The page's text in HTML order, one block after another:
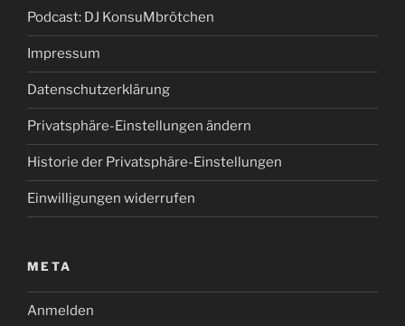
Podcast: DJ KonsuMbrötchen
Impressum
Datenschutzerklärung
Privatsphäre-Einstellungen ändern
Historie der Privatsphäre-Einstellungen
Einwilligungen widerrufen
META
Anmelden